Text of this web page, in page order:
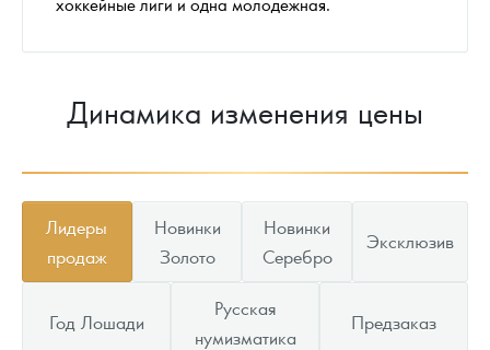
Динамика изменения цены
Лидеры
продаж
Новинки
Золото
Новинки
Серебро
Эксклюзив
Год Лошади
Русская
нумизматика
Предзаказ